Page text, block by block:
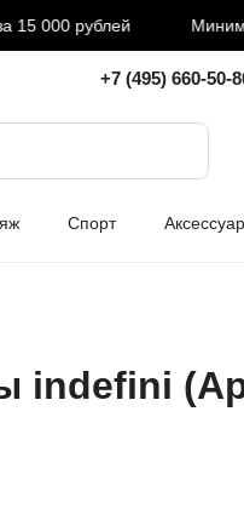
000 рублей
+7 (495) 660-50-
Спорт
indefini